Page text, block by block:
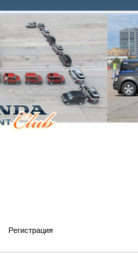
Регистрация